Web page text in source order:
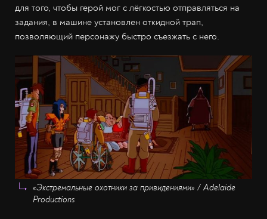
для того, чтобы герой мог с лёгкостью отправляться на
задания, в машине установлен откидной трап,
позволяющий персонажу быстро съезжать с него.
«Экстремальные охотники за привидениями» / Adelaide
Productions